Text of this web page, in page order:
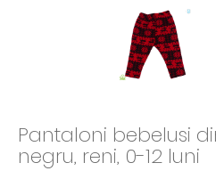
Pantaloni bebelusi
negru, reni, 0-12 luni